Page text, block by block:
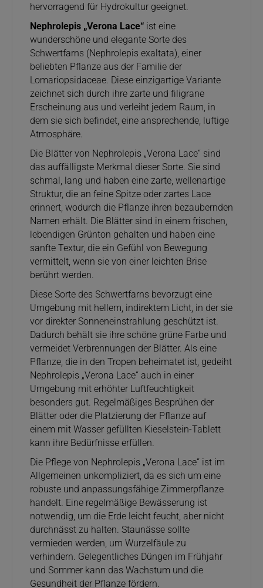
hervorragend für Hydrokultur geeignet.
Nephrolepis „Verona Lace“ ist eine
wunderschöne und elegante Sorte des
Schwertfarns (Nephrolepis exaltata), einer
beliebten Pflanze aus der Familie der
Lomariopsidaceae. Diese einzigartige Variante
zeichnet sich durch ihre zarte und filigrane
Erscheinung aus und verleiht jedem Raum, in
dem sie sich befindet, eine ansprechende, luftige
Atmosphäre.
Die Blätter von Nephrolepis „Verona Lace“ sind
das auffälligste Merkmal dieser Sorte. Sie sind
schmal, lang und haben eine zarte, wellenartige
Struktur, die an feine Spitze oder zartes Lace
erinnert, wodurch die Pflanze ihren bezaubernden
Namen erhält. Die Blätter sind in einem frischen,
lebendigen Grünton gehalten und haben eine
sanfte Textur, die ein Gefühl von Bewegung
vermittelt, wenn sie von einer leichten Brise
berührt werden.
Diese Sorte des Schwertfarns bevorzugt eine
Umgebung mit hellem, indirektem Licht, in der sie
vor direkter Sonneneinstrahlung geschützt ist.
Dadurch behält sie ihre schöne grüne Farbe und
vermeidet Verbrennungen der Blätter. Als eine
Pflanze, die in den Tropen beheimatet ist, gedeiht
Nephrolepis „Verona Lace“ auch in einer
Umgebung mit erhöhter Luftfeuchtigkeit
besonders gut. Regelmäßiges Besprühen der
Blätter oder die Platzierung der Pflanze auf
einem mit Wasser gefüllten Kieselstein-Tablett
kann ihre Bedürfnisse erfüllen.
Die Pflege von Nephrolepis „Verona Lace“ ist im
Allgemeinen unkompliziert, da es sich um eine
robuste und anpassungsfähige Zimmerpflanze
handelt. Eine regelmäßige Bewässerung ist
notwendig, um die Erde leicht feucht, aber nicht
durchnässt zu halten. Staunässe sollte
vermieden werden, um Wurzelfäule zu
verhindern. Gelegentliches Düngen im Frühjahr
und Sommer kann das Wachstum und die
Gesundheit der Pflanze fördern.